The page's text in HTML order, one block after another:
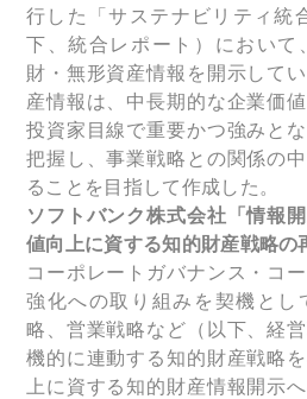
行した「サステナビリティ統
下、統合レポート）において
財・無形資産情報を開示して
産情報は、中長期的な企業価
投資家目線で重要かつ強みと
把握し、事業戦略との関係の
ることを目指して作成した。
ソフトバンク株式会社「情報
値向上に資する知的財産戦略の
コーポレートガバナンス・コ
強化への取り組みを契機とし
略、営業戦略など（以下、経
機的に連動する知的財産戦略
上に資する知的財産情報開示